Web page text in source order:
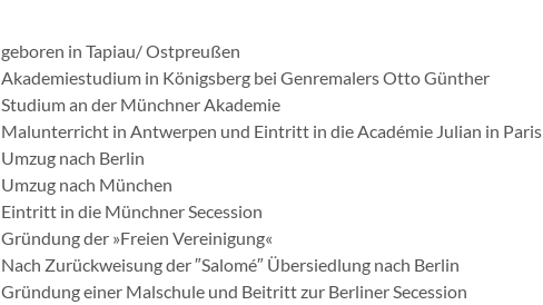
geboren in Tapiau/ Ostpreußen
Akademiestudium in Königsberg bei Genremalers Otto Günther
Studium an der Münchner Akademie
Malunterricht in Antwerpen und Eintritt in die Académie Julian in Paris
Umzug nach Berlin
Umzug nach München
Eintritt in die Münchner Secession
Gründung der »Freien Vereinigung«
Nach Zurückweisung der ″Salomé″ Übersiedlung nach Berlin
Gründung einer Malschule und Beitritt zur Berliner Secession